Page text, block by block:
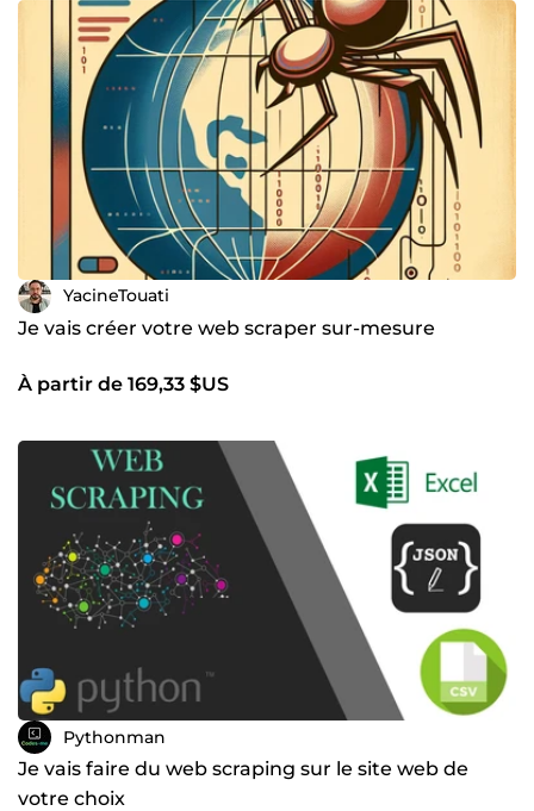
YacineTouati
Je vais créer votre web scraper sur-mesure
À partir de 169,33 $US
Pythonman
Je vais faire du web scraping sur le site web de
votre choix